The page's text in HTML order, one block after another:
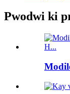
Pwodwi ki